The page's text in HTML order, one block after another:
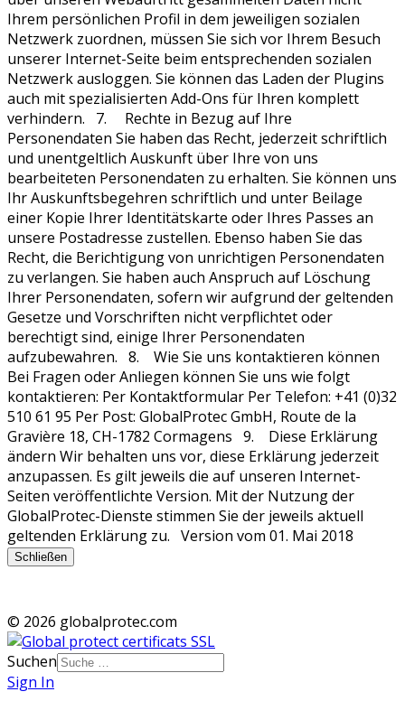
Schließen
© 2026 globalprotec.com
Suchen
Sign In